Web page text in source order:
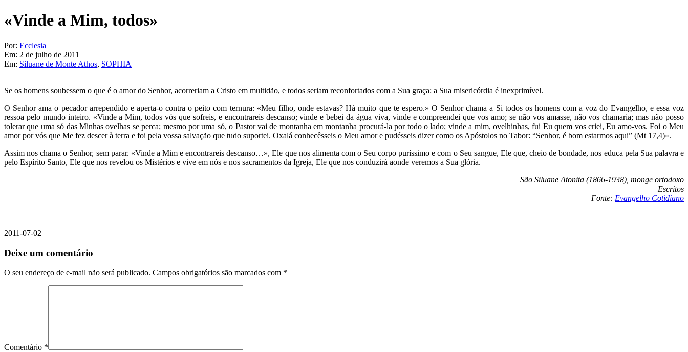
«Vinde a Mim, todos»
Por: Ecclesia
Em: 2 de julho de 2011
Em: Siluane de Monte Athos, SOPHIA
Se os homens soubessem o que é o amor do Senhor, acorreriam a Cristo em multidão, e todos seriam reconfortados com a Sua graça: a Sua misericórdia é inexprimível.
O Senhor ama o pecador arrependido e aperta-o contra o peito com ternura: «Meu filho, onde estavas? Há muito que te espero.» O Senhor chama a Si todos os homens com a voz do Evangelho, e essa voz
ressoa pelo mundo inteiro. «Vinde a Mim, todos vós que sofreis, e encontrareis descanso; vinde e bebei da água viva, vinde e compreendei que vos amo; se não vos amasse, não vos chamaria; mas não posso
tolerar que uma só das Minhas ovelhas se perca; mesmo por uma só, o Pastor vai de montanha em montanha procurá-la por todo o lado; vinde a mim, ovelhinhas, fui Eu quem vos criei, Eu amo-vos. Foi o Meu
amor por vós que Me fez descer à terra e foi pela vossa salvação que tudo suportei. Oxalá conhecêsseis o Meu amor e pudésseis dizer como os Apóstolos no Tabor: “Senhor, é bom estarmos aqui” (Mt 17,4)».
Assim nos chama o Senhor, sem parar. «Vinde a Mim e encontrareis descanso…», Ele que nos alimenta com o Seu corpo puríssimo e com o Seu sangue, Ele que, cheio de bondade, nos educa pela Sua palavra e
pelo Espírito Santo, Ele que nos revelou os Mistérios e vive em nós e nos sacramentos da Igreja, Ele que nos conduzirá aonde veremos a Sua glória.
São Siluane Atonita (1866-1938), monge ortodoxo
Escritos
Fonte: Evangelho Cotidiano
2011-07-02
Deixe um comentário
O seu endereço de e-mail não será publicado. Campos obrigatórios são marcados com *
Comentário *